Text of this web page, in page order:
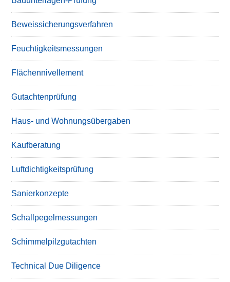
Beweissicherungsverfahren
Feuchtigkeitsmessungen
Flächennivellement
Gutachtenprüfung
Haus- und Wohnungsübergaben
Kaufberatung
Luftdichtigkeitsprüfung
Sanierkonzepte
Schallpegelmessungen
Schimmelpilzgutachten
Technical Due Diligence